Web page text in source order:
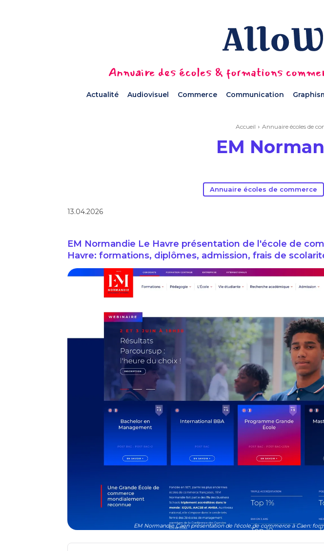
Annuaire des écoles & formations
Actualité Audiovisuel Commerce Communication
Accueil Annuaire écoles de
EM
Annuaire écoles de commerce
13.04.2026
EM Normandie Le Havre présentation de l'école de
Havre: formations, diplômes, admission, frais de
EM Normandie Caen présentation de l'école de commerce à Caen: